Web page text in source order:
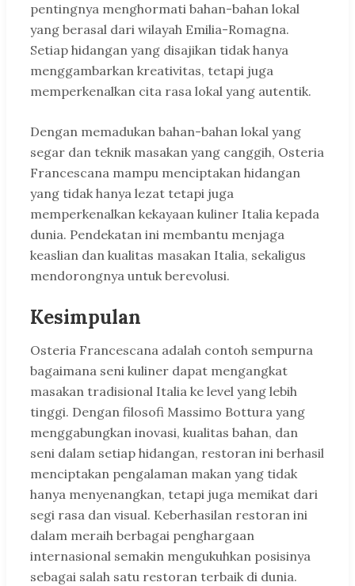
pentingnya menghormati bahan-bahan lokal
yang berasal dari wilayah Emilia-Romagna.
Setiap hidangan yang disajikan tidak hanya
menggambarkan kreativitas, tetapi juga
memperkenalkan cita rasa lokal yang autentik.
Dengan memadukan bahan-bahan lokal yang
segar dan teknik masakan yang canggih, Osteria
Francescana mampu menciptakan hidangan
yang tidak hanya lezat tetapi juga
memperkenalkan kekayaan kuliner Italia kepada
dunia. Pendekatan ini membantu menjaga
keaslian dan kualitas masakan Italia, sekaligus
mendorongnya untuk berevolusi.
Kesimpulan
Osteria Francescana adalah contoh sempurna
bagaimana seni kuliner dapat mengangkat
masakan tradisional Italia ke level yang lebih
tinggi. Dengan filosofi Massimo Bottura yang
menggabungkan inovasi, kualitas bahan, dan
seni dalam setiap hidangan, restoran ini berhasil
menciptakan pengalaman makan yang tidak
hanya menyenangkan, tetapi juga memikat dari
segi rasa dan visual. Keberhasilan restoran ini
dalam meraih berbagai penghargaan
internasional semakin mengukuhkan posisinya
sebagai salah satu restoran terbaik di dunia.